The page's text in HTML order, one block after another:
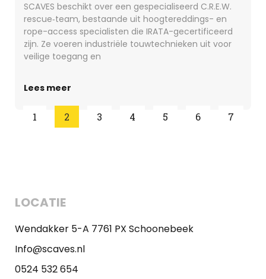
SCAVES beschikt over een gespecialiseerd C.R.E.W.
rescue‑team, bestaande uit hoogtereddings- en
rope-access specialisten die IRATA-gecertificeerd
zijn. Ze voeren industriële touwtechnieken uit voor
veilige toegang en
Lees meer
1 2 3 4 5 6 7
LOCATIE
Wendakker 5-A 7761 PX Schoonebeek
Info@scaves.nl
0524 532 654